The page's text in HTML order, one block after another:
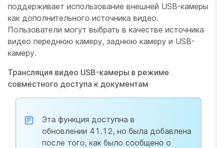
поддерживает использование внешней USB-камеры
как дополнительного источника видео.
Пользователи могут выбрать в качестве источника
видео переднюю камеру, заднюю камеру и USB-
камеру.
Трансляция видео USB-камеры в режиме
совместного доступа к документам
Эта функция доступна в
обновлении 41.12, но была добавлена
после того, как было сообщено о